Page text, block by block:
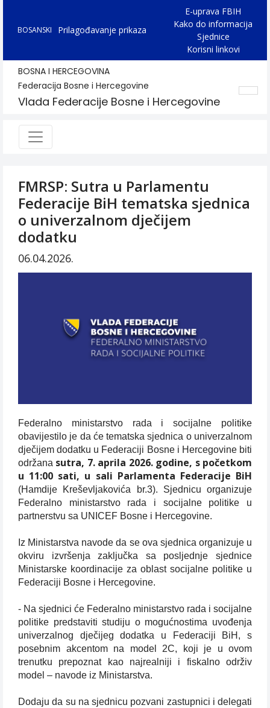
BOSANSKI Prilagođavanje prikaza
E-uprava FBIH
Kako do informacija
Sjednice
Korisni linkovi
BOSNA I HERCEGOVINA
Federacija Bosne i Hercegovine
Vlada Federacije Bosne i Hercegovine
FMRSP: Sutra u Parlamentu
Federacije BiH tematska sjednica
o univerzalnom dječijem
dodatku
06.04.2026.
Federalno ministarstvo rada i socijalne politike
obavijestilo je da će tematska sjednica o univerzalnom
dječijem dodatku u Federaciji Bosne i Hercegovine biti
održana sutra, 7. aprila 2026. godine, s početkom
u 11:00 sati, u sali Parlamenta Federacije BiH
(Hamdije Kreševljakovića br.3). Sjednicu organizuje
Federalno ministarstvo rada i socijalne politike u
partnerstvu sa UNICEF Bosne i Hercegovine.
Iz Ministarstva navode da se ova sjednica organizuje u
okviru izvršenja zaključka sa posljednje sjednice
Ministarske koordinacije za oblast socijalne politike u
Federaciji Bosne i Hercegovine.
- Na sjednici će Federalno ministarstvo rada i socijalne
politike predstaviti studiju o mogućnostima uvođenja
univerzalnog dječijeg dodatka u Federaciji BiH, s
posebnim akcentom na model 2C, koji je u ovom
trenutku prepoznat kao najrealniji i fiskalno održiv
model – navode iz Ministarstva.
Dodaju da su na sjednicu pozvani zastupnici i delegati